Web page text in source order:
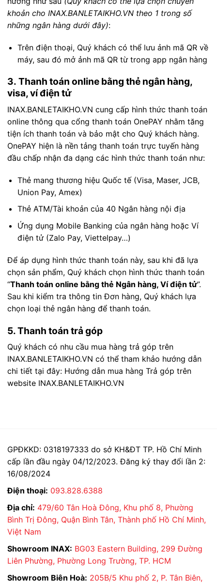
khoản cho INAX.BANLETAIKHO.VN theo 1 trong số
những ngân hàng dưới đây):
Trên điện thoại, Quý khách có thể lưu ảnh mã QR về
máy, sau đó mở ảnh mã QR từ trong app ngân hàng
3. Thanh toán online bằng thẻ ngân hàng,
visa, ví điện tử
INAX.BANLETAIKHO.VN cung cấp hình thức thanh toán
online thông qua cổng thanh toán OnePAY nhằm tăng
tiện ích thanh toán và bảo mật cho Quý khách hàng.
OnePAY hiện là nền tảng thanh toán trực tuyến hàng
đầu chấp nhận đa dạng các hình thức thanh toán như:
Thẻ mang thương hiệu Quốc tế (Visa, Maser, JCB,
Union Pay, Amex)
Thẻ ATM/Tài khoản của 40 Ngân hàng nội địa
Ứng dụng Mobile Banking của ngân hàng hoặc Ví
điện tử (Zalo Pay, Viettelpay…)
Để áp dụng hình thức thanh toán này, sau khi đã lựa
chọn sản phẩm, Quý khách chọn hình thức thanh toán
“Thanh toán online bằng thẻ Ngân hàng, Ví điện tử”.
Sau khi kiểm tra thông tin Đơn hàng, Quý khách lựa
chọn loại thẻ ngân hàng để thanh toán.
5. Thanh toán trả góp
Quý khách có nhu cầu mua hàng trả góp trên
INAX.BANLETAIKHO.VN có thể tham khảo hướng dẫn
chi tiết tại đây: Hướng dẫn mua hàng Trả góp trên
website INAX.BANLETAIKHO.VN
GPĐKKD: 0318197333 do sở KH&ĐT TP. Hồ Chí Minh
cấp lần đầu ngày 04/12/2023. Đăng ký thay đổi lần 2:
16/08/2024
Điện thoại: 093.828.6388
Địa chỉ: 479/60 Tân Hoà Đông, Khu phố 8, Phường
Bình Trị Đông, Quận Bình Tân, Thành phố Hồ Chí Minh,
Việt Nam
Showroom INAX: BG03 Eastern Building, 299 Đường
Liên Phường, Phường Long Trường, TP. HCM
Showroom Biên Hoà: 205B/5 Khu phố 2, P. Tân Biên,